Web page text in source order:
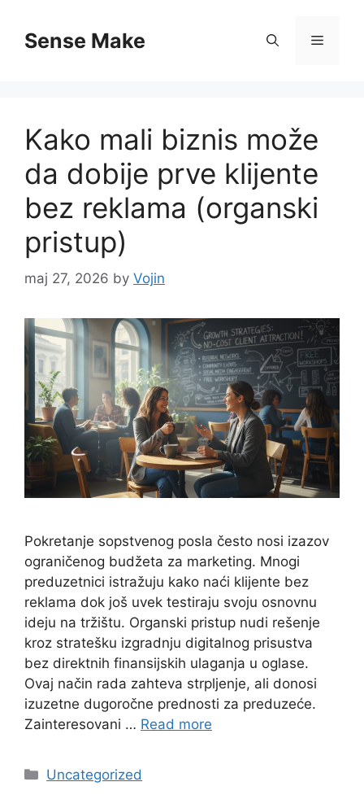
contentSense Make Menu
Kako mali biznis može
da dobije prve klijente
bez reklama (organski
pristup)
maj 27, 2026 by Vojin
Pokretanje sopstvenog posla često nosi izazov
ograničenog budžeta za marketing. Mnogi
preduzetnici istražuju kako naći klijente bez
reklama dok još uvek testiraju svoju osnovnu
ideju na tržištu. Organski pristup nudi rešenje
kroz stratešku izgradnju digitalnog prisustva
bez direktnih finansijskih ulaganja u oglase.
Ovaj način rada zahteva strpljenje, ali donosi
izuzetne dugoročne prednosti za preduzeće.
Zainteresovani … Read more
Categories
Uncategorized